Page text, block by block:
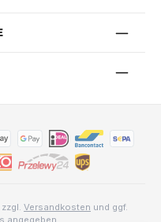
Versandkosten und ggf.
angegeben.